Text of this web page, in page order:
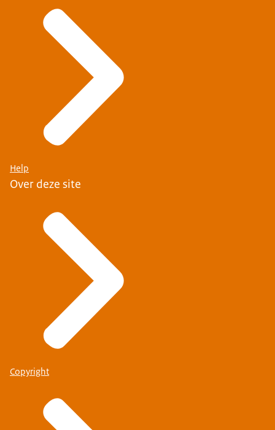
Help
Over deze site
Copyright